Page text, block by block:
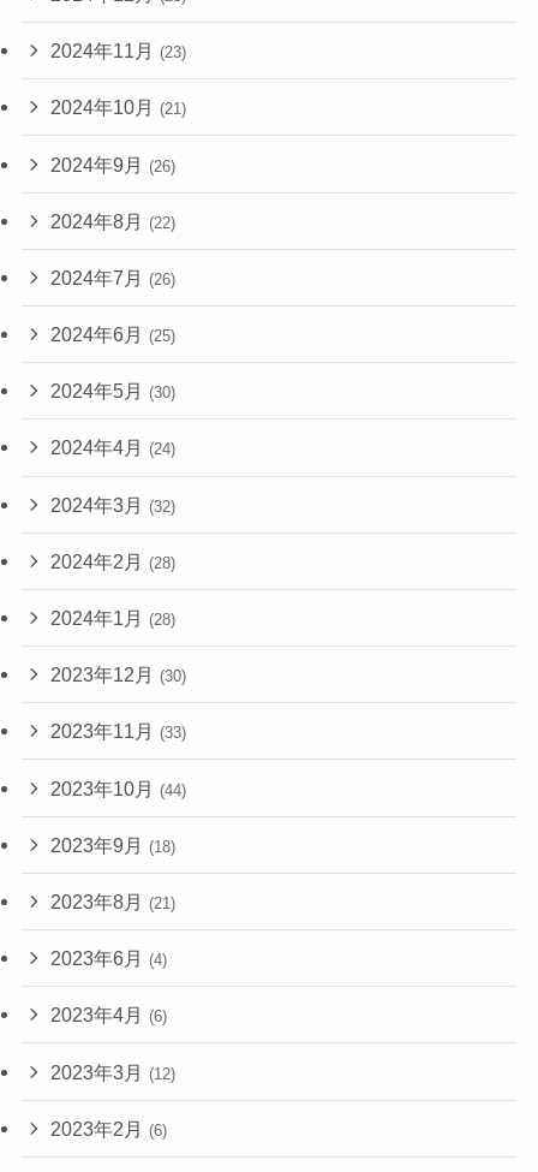
2024年11月 (23)
2024年10月 (21)
2024年9月 (26)
2024年8月 (22)
2024年7月 (26)
2024年6月 (25)
2024年5月 (30)
2024年4月 (24)
2024年3月 (32)
2024年2月 (28)
2024年1月 (28)
2023年12月 (30)
2023年11月 (33)
2023年10月 (44)
2023年9月 (18)
2023年8月 (21)
2023年6月 (4)
2023年4月 (6)
2023年3月 (12)
2023年2月 (6)